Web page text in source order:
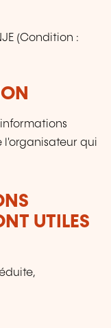
(Condition :
l'organisateur qui
UTILES